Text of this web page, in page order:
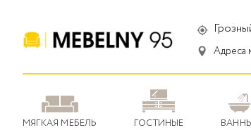
Адреса
МЯГКАЯ МЕБЕЛЬ ГОСТИНЫЕ